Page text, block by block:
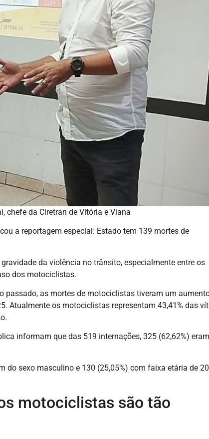
chefe da Ciretran de Vitória e Viana
a reportagem especial: Estado tem 139 mortes de
da violência no trânsito, especialmente entre os
dos motociclistas.
passado, as mortes de motociclistas tiveram um
Atualmente os motociclistas representam 43,41% das
informam que das 519 internações, 325 (62,62%) eram
do sexo masculino e 130 (25,05%) com faixa etária de
motociclistas são tão